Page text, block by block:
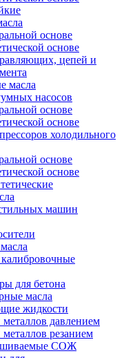
основе
основе
цепей и
масла
насосов
основе
основе
холодильного
основе
основе
машин
для бетона
масла
жидкости
металлов давлением
резанием
СОЖ